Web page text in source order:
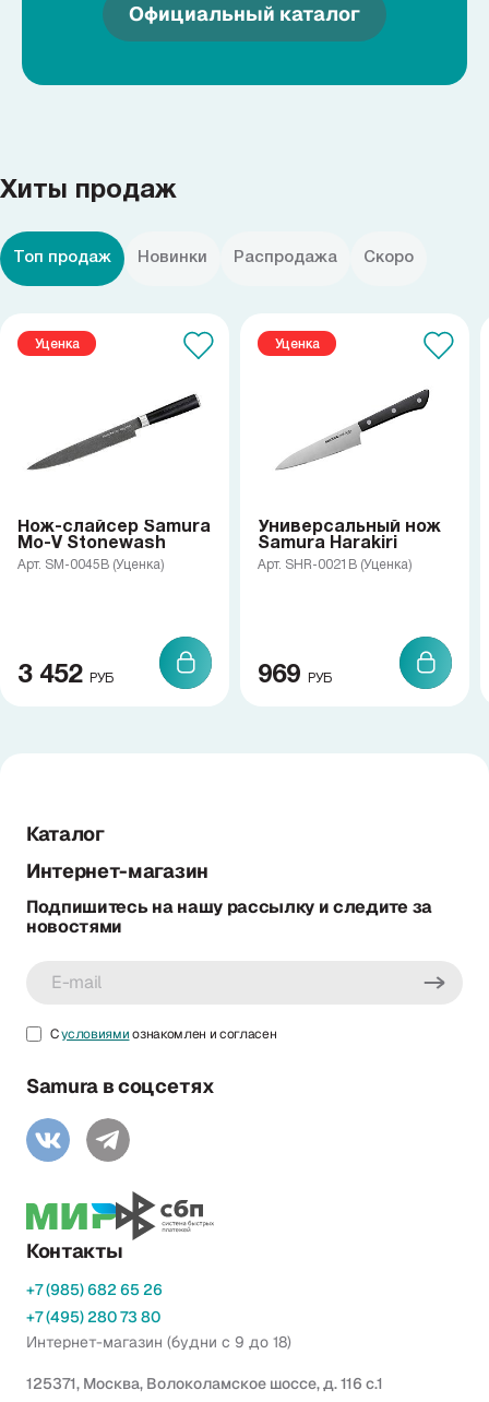
Официальный каталог
Хиты продаж
Топ продаж Новинки Распродажа Скоро
Уценка
Нож-слайсер Samura
Mo-V Stonewash
Арт. SM-0045B (Уценка)
3 452 РУБ
Уценка
Универсальный нож
Samura Harakiri
Арт. SHR-0021B (Уценка)
969 РУБ
Каталог
Интернет-магазин
Подпишитесь на нашу рассылку и следите за
новостями
Сусловиямиознакомлен и согласен
Samura в соцсетях
Контакты
+7 (985) 682 65 26
+7 (495) 280 73 80
Интернет-магазин (будни с 9 до 18)
125371, Москва, Волоколамское шоссе, д. 116 с.1